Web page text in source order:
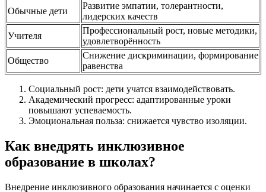
Обычные дети
Развитие эмпатии, толерантности,
лидерских качеств
Учителя
Профессиональный рост, новые методики,
удовлетворённость
Общество
Снижение дискриминации, формирование
равенства
Социальный рост: дети учатся взаимодействовать.
Академический прогресс: адаптированные уроки
повышают успеваемость.
Эмоциональная польза: снижается чувство изоляции.
Как внедрять инклюзивное
образование в школах?
Внедрение инклюзивного образования начинается с оценки